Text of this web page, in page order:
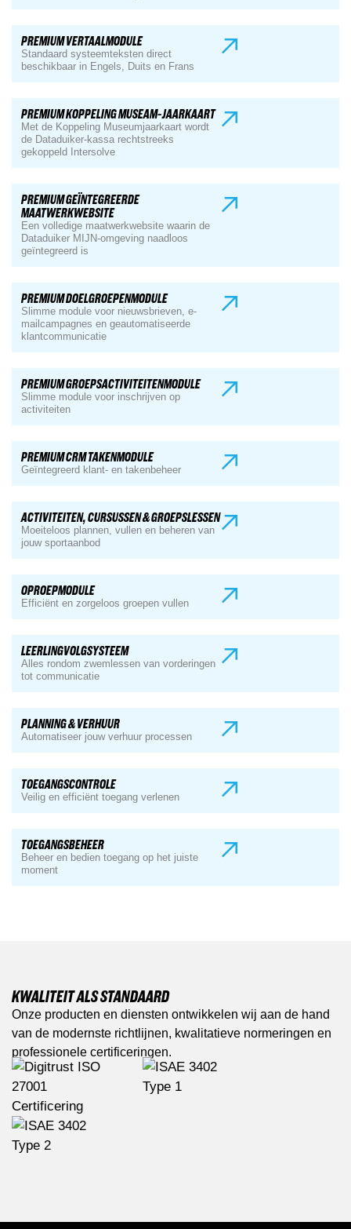
PREMIUM VERTAALMODULE
Standaard systeemteksten direct
beschikbaar in Engels, Duits en Frans
PREMIUM KOPPELING MUSEAM-JAARKAART
Met de Koppeling Museumjaarkaart wordt
de Dataduiker-kassa rechtstreeks
gekoppeld Intersolve
PREMIUM GEÏNTEGREERDE
MAATWERKWEBSITE
Een volledige maatwerkwebsite waarin de
Dataduiker MIJN-omgeving naadloos
geïntegreerd is
PREMIUM DOELGROEPENMODULE
Slimme module voor nieuwsbrieven, e-
mailcampagnes en geautomatiseerde
klantcommunicatie
PREMIUM GROEPSACTIVITEITENMODULE
Slimme module voor inschrijven op
activiteiten
PREMIUM CRM TAKENMODULE
Geïntegreerd klant- en takenbeheer
ACTIVITEITEN, CURSUSSEN & GROEPSLESSEN
Moeiteloos plannen, vullen en beheren van
jouw sportaanbod
OPROEPMODULE
Efficiënt en zorgeloos groepen vullen
LEERLINGVOLGSYSTEEM
Alles rondom zwemlessen van vorderingen
tot communicatie
PLANNING & VERHUUR
Automatiseer jouw verhuur processen
TOEGANGSCONTROLE
Veilig en efficiënt toegang verlenen
TOEGANGSBEHEER
Beheer en bedien toegang op het juiste
moment
KWALITEIT ALS STANDAARD
Onze producten en diensten ontwikkelen wij aan de hand
van de modernste richtlijnen, kwalitatieve normeringen en
professionele certificeringen.